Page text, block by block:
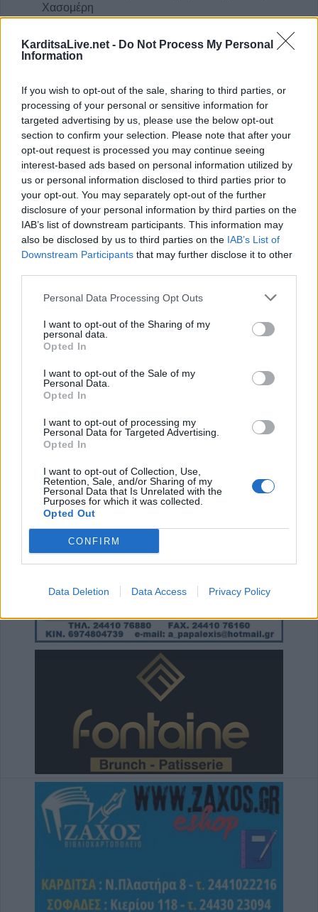
KarditsaLive.net - Do Not Process My Personal
Information
If you wish to opt-out of the sale, sharing to third parties, or
processing of your personal or sensitive information for
targeted advertising by us, please use the below opt-out
section to confirm your selection. Please note that after your
opt-out request is processed you may continue seeing
interest-based ads based on personal information utilized by
us or personal information disclosed to third parties prior to
your opt-out. You may separately opt-out of the further
disclosure of your personal information by third parties on the
IAB’s list of downstream participants. This information may
also be disclosed by us to third parties on the IAB’s List of
Downstream Participants that may further disclose it to other
Personal Data Processing Opt Outs
I want to opt-out of the Sharing of my
personal data.
Opted In
I want to opt-out of the Sale of my
Personal Data.
Opted In
I want to opt-out of processing my
Personal Data for Targeted Advertising.
Opted In
I want to opt-out of Collection, Use,
Retention, Sale, and/or Sharing of my
Personal Data that Is Unrelated with the
Purposes for which it was collected.
Opted Out
CONFIRM
Data Deletion Data Access Privacy Policy
Χασομέρη
Στο 3,4% ο πληθωρισμός τον Ιούλιο του
7 Αυγούστου 2026, 13:03
Μαγνησία: Χωρίς τις αισθήσεις της
ανασύρθηκε 70χρονη στην Άφησσο
7 Αυγούστου 2026, 13:00
Συνελήφθη 31χρονος στη Γερμανία που
εκκρεμούσε Ευρωπαϊκό ένταλμα σύλληψης
για ανθρωποκτονίες στην Ελλάδα
7 Αυγούστου 2026, 12:50
Φ. Αλεξάκος: "Αδιαφάνεια και
δημοσιονομικός χώρος - Προτάσεις
Βησσάριο Σοφάδων
7 Αυγούστου 2026, 11:57
Συλλήψεις στην Καρδίτσα για ρευματοκλοπή
και παραβάσεις του ΚΟΚ
Προφυλακίστηκαν τρεις κατηγορούμενοι για
την μεγάλη πυρκαγιά στη Βοιωτία - Από
πάρκο η έναρξη της πυρκαγιάς
7 Αυγούστου 2026, 11:42
Κράτησε Οκόρο και για τη νέα σεζόν ο ΑΣΚ
Εργατικό Κέντρο Καρδίτσας: "Κάτω τα χέρια
Λάρισας"
Το Σάββατο 8 Αυγούστου η κηδεία του
Χρήστου Αρχ. Παπαλέξη
Δίκτυο Αλληλεγγύης: "Λευτεριά στην
Παλαιστίνη - 9 Αυγούστου 2026:
Πανελλαδική ημέρα δράσης σε νησιά, βουνά
και πόλεις ενάντια στη γενοκτονία στην
Παλαιστίνη"
7 Αυγούστου 2026, 11:06
ΛΑ.ΣΥ. Θεσσαλίας: "Η περιφερειακή αρχή
Θεσσαλίας κάνει πως δεν βλέπει την
συνεχιζόμενη εδώ και χρόνια ρύπανση του
Γκουσμπασανιώτη ποταμού"
Άκυρες οι εγκύκλιοι που δεν αναρτώνται στις
ιστοσελίδες των φορέων του δημοσίου από